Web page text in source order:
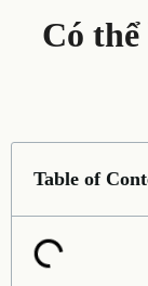
Có
Table of